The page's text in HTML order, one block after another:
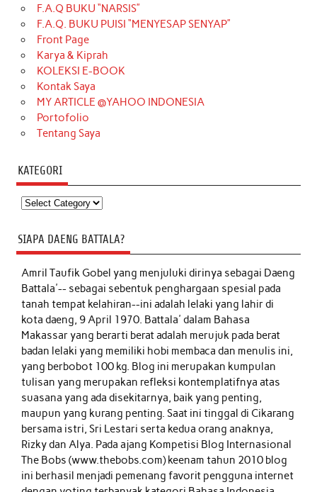
F.A.Q BUKU “NARSIS”
F.A.Q. BUKU PUISI “MENYESAP SENYAP”
Front Page
Karya & Kiprah
KOLEKSI E-BOOK
Kontak Saya
MY ARTICLE @YAHOO INDONESIA
Portofolio
Tentang Saya
KATEGORI
Kategori
SIAPA DAENG BATTALA?
Amril Taufik Gobelyang menjuluki dirinya sebagai Daeng
Battala'-- sebagai sebentuk penghargaan spesial pada
tanah tempat kelahiran--ini adalah lelaki yang lahir di
kota daeng, 9 April 1970. Battala' dalam Bahasa
Makassar yang berarti berat adalah merujuk pada berat
badan lelaki yang memiliki hobi membaca dan menulis ini,
yang berbobot 100 kg. Blog ini merupakan kumpulan
tulisan yang merupakan refleksi kontemplatifnya atas
suasana yang ada disekitarnya, baik yang penting,
maupun yang kurang penting. Saat ini tinggal di Cikarang
bersama istri, Sri Lestari serta kedua orang anaknya,
Rizky dan Alya. Pada ajang Kompetisi Blog Internasional
The Bobs (www.thebobs.com) keenam tahun 2010 blog
ini berhasil menjadi pemenang favorit pengguna internet